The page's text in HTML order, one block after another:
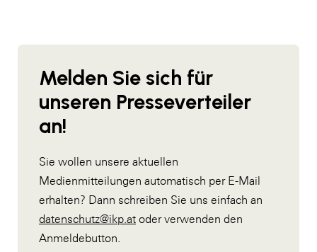
Melden Sie sich für
unseren Presseverteiler
an!
Sie wollen unsere aktuellen
Medienmitteilungen automatisch per E-Mail
erhalten? Dann schreiben Sie uns einfach an
datenschutz@ikp.at oder verwenden den
Anmeldebutton.